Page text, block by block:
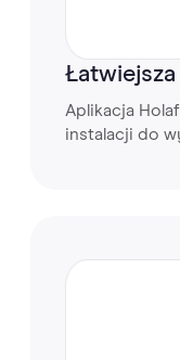
Aplikacja
instalacji do